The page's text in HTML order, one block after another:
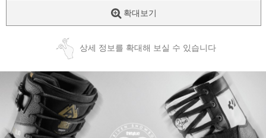
확대보기
상세 정보를 확대해 보실 수 있습니다